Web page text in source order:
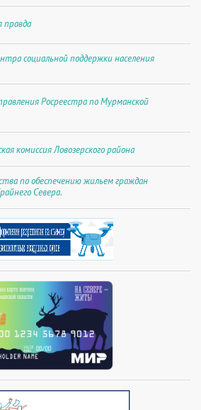
правда
социальной поддержки населения
Росреестра по Мурманской
комиссия Ловозерского района
по обеспечению жильем граждан
Севера.